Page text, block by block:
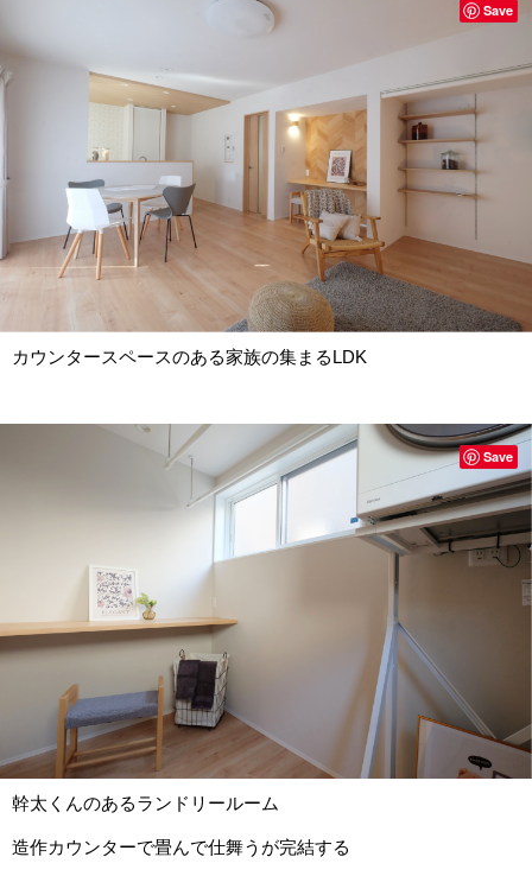
カウンタースペースのある家族の集まるLDK
Save
幹太くんのあるランドリールーム
造作カウンターで畳んで仕舞うが完結する
Save